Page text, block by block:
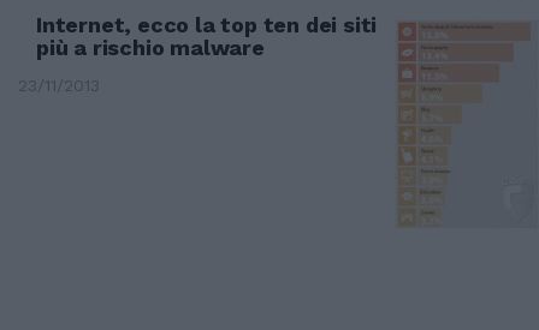
Internet, ecco la top ten dei siti
più a rischio malware
23/11/2013